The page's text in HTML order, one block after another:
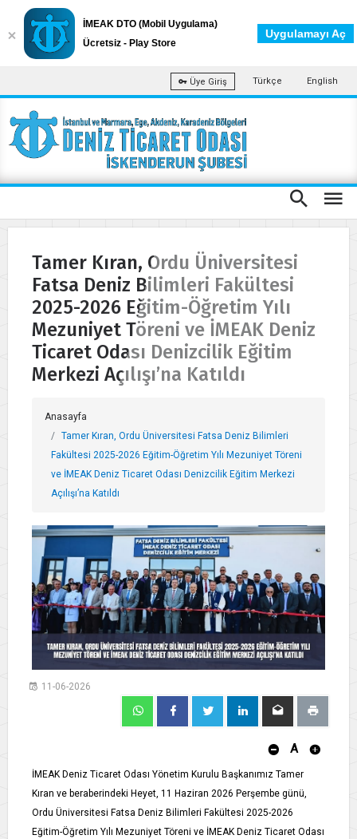
Üye Giriş Türkçe English
Tamer Kıran, Ordu Üniversitesi
Fatsa Deniz Bilimleri Fakültesi
2025-2026 Eğitim-Öğretim Yılı
Mezuniyet Töreni ve İMEAK Deniz
Ticaret Odası Denizcilik Eğitim
Merkezi Açılışı’na Katıldı
Anasayfa
Tamer Kıran, Ordu Üniversitesi Fatsa Deniz Bilimleri
Fakültesi 2025-2026 Eğitim-Öğretim Yılı Mezuniyet Töreni
ve İMEAK Deniz Ticaret Odası Denizcilik Eğitim Merkezi
Açılışı’na Katıldı
11-06-2026
A
İMEAK Deniz Ticaret Odası Yönetim Kurulu Başkanımız Tamer
Kıran ve beraberindeki Heyet, 11 Haziran 2026 Perşembe günü,
Ordu Üniversitesi Fatsa Deniz Bilimleri Fakültesi 2025-2026
Eğitim-Öğretim Yılı Mezuniyet Töreni ve İMEAK Deniz Ticaret Odası
İMEAK DTO (Mobil Uygulama)
Ücretsiz - Play Store
Uygulamayı Aç